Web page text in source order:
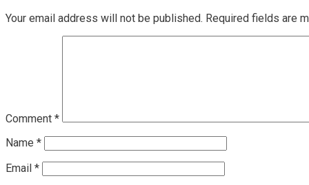
Your email address will not be published. Required fields are
Comment *
Name *
Email *